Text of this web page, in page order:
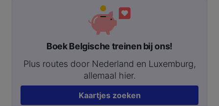
Boek Belgische treinen bij ons!
Plus routes door Nederland en Luxemburg,
allemaal hier.
Kaartjes zoeken